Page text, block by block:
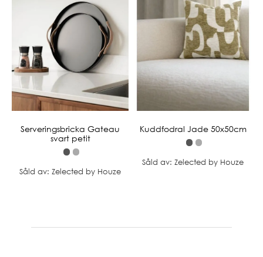
Serveringsbricka Gateau
svart petit
Såld av: Zelected by Houze
Kuddfodral Jade 50x50cm
Såld av: Zelected by Houze